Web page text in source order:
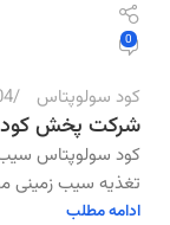
0
کود سولوپتاس 04
شرکت پخش کود
کود سولوپتاس
تغذیه سیب زمینی
ادامه مطلب